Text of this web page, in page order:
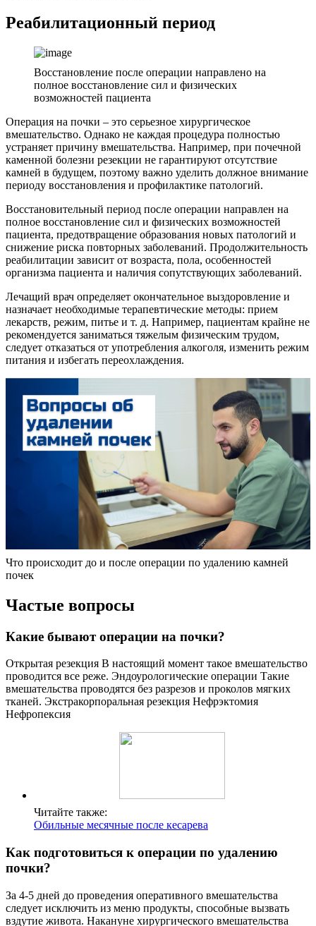
Реабилитационный период
Восстановление после операции направлено на
полное восстановление сил и физических
возможностей пациента
Операция на почки – это серьезное хирургическое
вмешательство. Однако не каждая процедура полностью
устраняет причину вмешательства. Например, при почечной
каменной болезни резекции не гарантируют отсутствие
камней в будущем, поэтому важно уделить должное внимание
периоду восстановления и профилактике патологий.
Восстановительный период после операции направлен на
полное восстановление сил и физических возможностей
пациента, предотвращение образования новых патологий и
снижение риска повторных заболеваний. Продолжительность
реабилитации зависит от возраста, пола, особенностей
организма пациента и наличия сопутствующих заболеваний.
Лечащий врач определяет окончательное выздоровление и
назначает необходимые терапевтические методы: прием
лекарств, режим, питье и т. д. Например, пациентам крайне не
рекомендуется заниматься тяжелым физическим трудом,
следует отказаться от употребления алкоголя, изменить режим
питания и избегать переохлаждения.
Что происходит до и после операции по удалению камней
почек
Частые вопросы
Какие бывают операции на почки?
Открытая резекция В настоящий момент такое вмешательство
проводится все реже. Эндоурологические операции Такие
вмешательства проводятся без разрезов и проколов мягких
тканей. Экстракорпоральная резекция Нефрэктомия
Нефропексия
Читайте также:
Обильные месячные после кесарева
Как подготовиться к операции по удалению
почки?
За 4-5 дней до проведения оперативного вмешательства
следует исключить из меню продукты, способные вызвать
вздутие живота. Накануне хирургического вмешательства